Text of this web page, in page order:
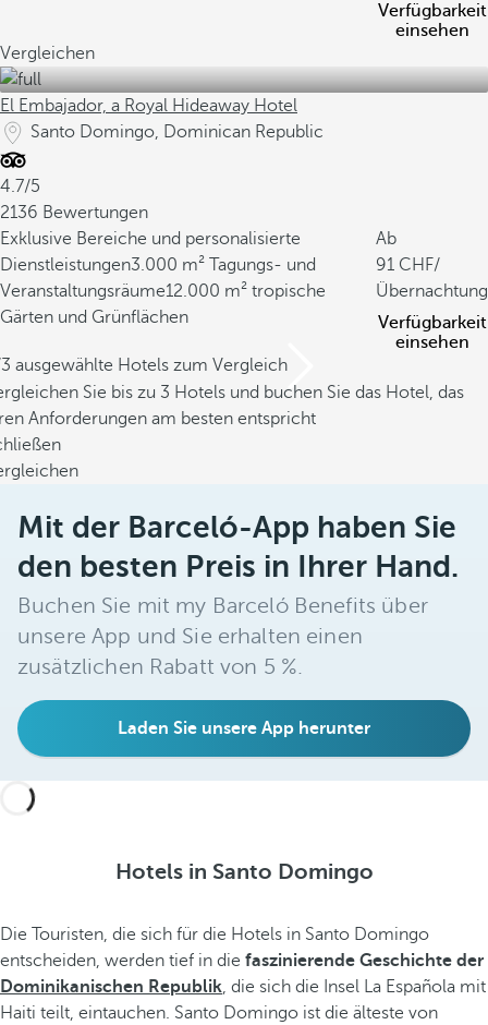
Verfügbarkeit
einsehen
Vergleichen
El Embajador, a Royal Hideaway Hotel
Santo Domingo, Dominican Republic
4.7/5
2136 Bewertungen
Exklusive Bereiche und personalisierte
Dienstleistungen3.000 m² Tagungs- und
Veranstaltungsräume12.000 m² tropische
Gärten und Grünflächen
Ab
91
/
Übernachtung
Verfügbarkeit
einsehen
ausgewählte Hotels zum Vergleich
Sie bis zu 3 Hotels und buchen Sie das Hotel, das
Anforderungen am besten entspricht
Mit der Barceló-App haben Sie
den besten Preis in Ihrer Hand.
Buchen Sie mit my Barceló Benefits über
unsere App und Sie erhalten einen
zusätzlichen Rabatt von 5 %.
Laden Sie unsere App herunter
Hotels in Santo Domingo
Die Touristen, die sich für die Hotels in Santo Domingo
entscheiden, werden tief in die faszinierende Geschichte der
Dominikanischen Republik, die sich die Insel La Española mit
Haiti teilt, eintauchen. Santo Domingo ist die älteste von